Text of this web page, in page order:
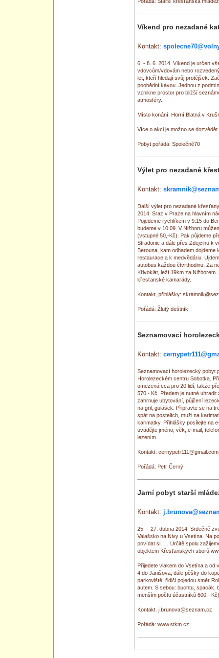
Víkend pro nezadané
Kontakt:
6. - 8. 6. 2014. Víkend je určen
vdovcům/vdovám nebo
let, kteří hledají svůj protějšek.
poobědní kávou. Jednou z
vznikne prostor pro bližší
atmosféry.
Místo konání: Horní Blatná v
Více o akci je možno se
Pobyt pořádá: Společně70
Výlet pro nezadané
Kontakt:
Další výlet pro nezadané
2014. Sraz v Praze na hlavním
Pojedeme rychlíkem v 9:15 do
budeme v 10:09. V Nižboru
(vstupné 50,-Kč). Pak půjdeme
Stradonic a dále přes Zdejcinu k
Berouna, kam odhadem dojdeme
restaurace a k medvĕdáriu.
autobus každou čtvrthodinu. Za
Křivoklát, leží 19km za
křesťanské kamarády.
Kontakt, přihlášky:
Pořádá: Žlutý deštník
Seznamovací
Kontakt:
Seznamovací horolezecký pobyt
Horolezeckém centru Sobotka.
omezená cca pro 20 lidí, takže
570,- Kč. Předem je nutné
zahrnuje ubytování, půjčení
na gril, gulášek. Připravte se na
spát na postelích, muži na
karimatky. Přihlášky posílejte na
uvádějte jméno, věk, e-mail,
lezením.
Kontakt: cernypetr111@gmail.com
Pořádá: Petr Černý
Jarní pobyt starší
Kontakt:
25. – 27. dubna 2014. Srdečně
Valašsko na Nivy u Vsetína. Na
povídat si, … Určitě spolu
objektem Křesťanských sborů
Přijedete vlakem do Vsetína a od
4 do Janišova, dále pěšky do
parkoviště, řidiči pojedou směr
autem. S sebou: buchtu, spacák,
menším počtu účastníků 600,-
Kontakt. j.brunova@seznam.cz
Pořádá: www.stkm.cz